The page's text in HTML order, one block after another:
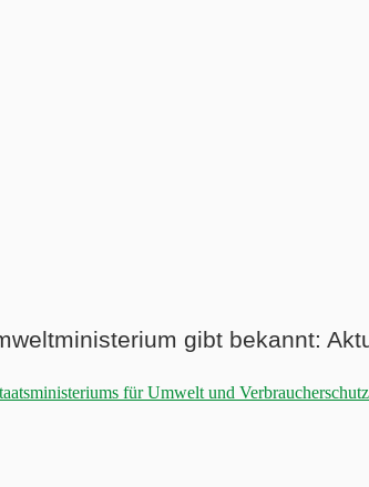
gibt bekannt:
für Umwelt und